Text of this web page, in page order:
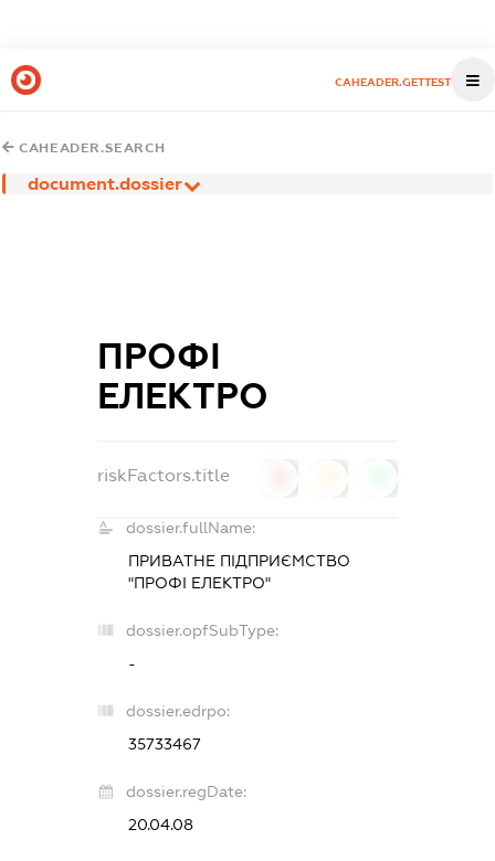
CAHEADER.GETTEST
CAHEADER.SEARCH
document.dossier
ПРОФІ
ЕЛЕКТРО
riskFactors.title
dossier.fullName:
ПРИВАТНЕ ПІДПРИЄМСТВО
"ПРОФІ ЕЛЕКТРО"
dossier.opfSubType:
-
dossier.edrpo:
35733467
dossier.regDate:
20.04.08